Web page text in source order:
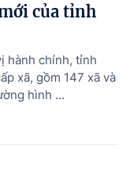
của tỉnh
hành chính, tỉnh
xã, gồm 147 xã và
hình ...